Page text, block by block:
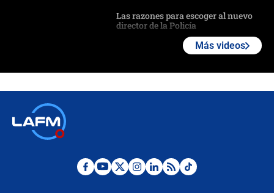
Las razones para escoger al nuevo
director de la Policía
"No hubo fraude ni posibilidad de
Más videos